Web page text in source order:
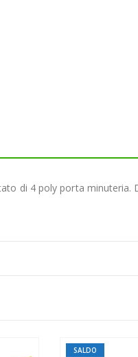
di 4 poly porta minuteria.
SALDO